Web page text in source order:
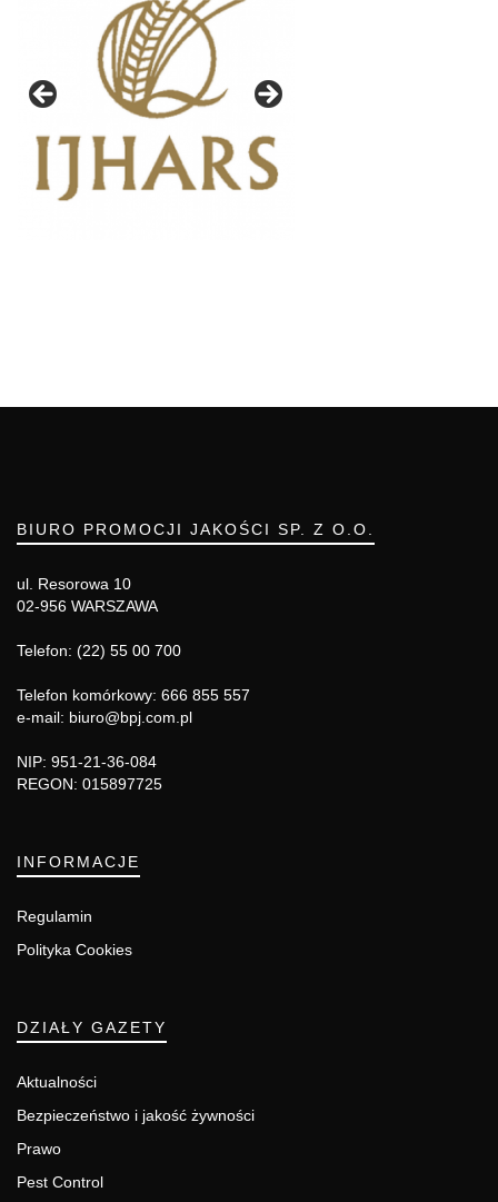
BIURO PROMOCJI JAKOŚCI SP. Z O.O.
ul. Resorowa 10
02-956 WARSZAWA
Telefon: (22) 55 00 700
Telefon komórkowy: 666 855 557
e-mail: biuro@bpj.com.pl
NIP: 951-21-36-084
REGON: 015897725
INFORMACJE
Regulamin
Polityka Cookies
DZIAŁY GAZETY
Aktualności
Bezpieczeństwo i jakość żywności
Prawo
Pest Control